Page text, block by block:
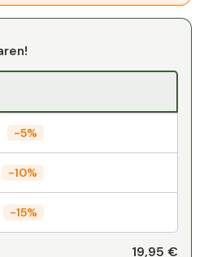
-5%
-10%
-15%
19,95 €